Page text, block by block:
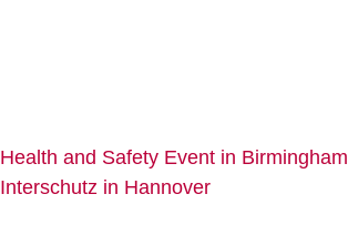
Health and Safety Event in Birmingham
Interschutz in Hannover